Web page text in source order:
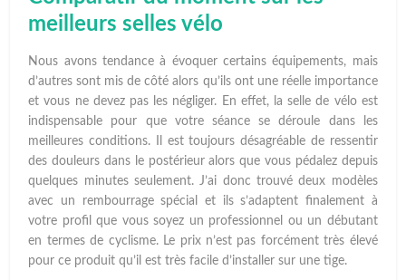
meilleurs selles vélo
Nous avons tendance à évoquer certains équipements, mais
d’autres sont mis de côté alors qu’ils ont une réelle importance
et vous ne devez pas les négliger. En effet, la selle de vélo est
indispensable pour que votre séance se déroule dans les
meilleures conditions. Il est toujours désagréable de ressentir
des douleurs dans le postérieur alors que vous pédalez depuis
quelques minutes seulement. J’ai donc trouvé deux modèles
avec un rembourrage spécial et ils s’adaptent finalement à
votre profil que vous soyez un professionnel ou un débutant
en termes de cyclisme. Le prix n’est pas forcément très élevé
pour ce produit qu’il est très facile d’installer sur une tige.